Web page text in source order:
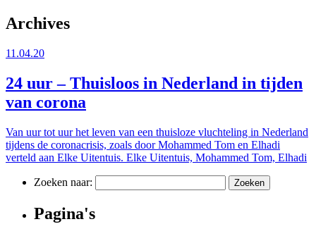
Archives
11.04.20
24 uur – Thuisloos in Nederland in tijden
van corona
Van uur tot uur het leven van een thuisloze vluchteling in Nederland
tijdens de coronacrisis, zoals door Mohammed Tom en Elhadi
verteld aan Elke Uitentuis. Elke Uitentuis, Mohammed Tom, Elhadi
Zoeken naar:
Pagina's